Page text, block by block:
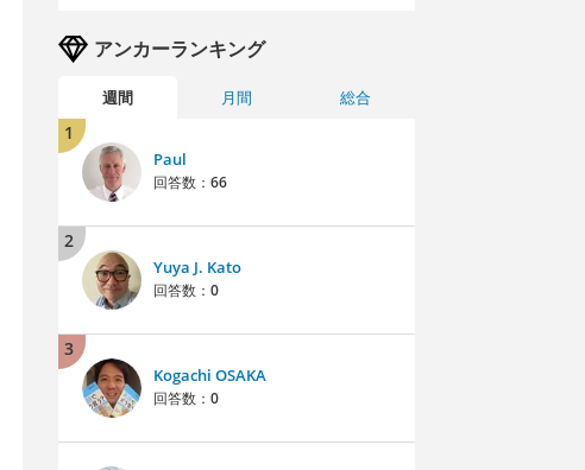
アンカーランキング
週間 月間 総合
1
Paul
回答数： 66
2
Yuya J. Kato
回答数： 0
3
Kogachi OSAKA
回答数： 0